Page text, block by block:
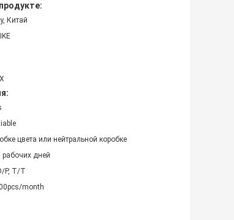
Китай
цвета или нейтральной коробке
рабочих дней
P, T/T
month